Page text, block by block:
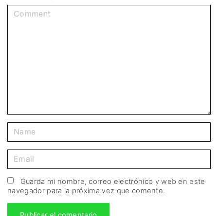
Guarda mi nombre, correo electrónico y web en este
navegador para la próxima vez que comente.